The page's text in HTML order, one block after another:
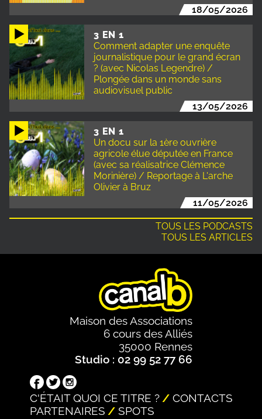
18/05/2026
3 EN 1
Comment adapter une enquête
journalistique pour le grand écran
? (avec Nicolas Legendre) /
Plongée dans un monde sans
audiovisuel public
13/05/2026
3 EN 1
Un docu sur la 1ère ouvrière
agricole élue députée en France
(avec sa réalisatrice Clémence
Morinière) / Reportage à L'arche
Olivier à Bruz
11/05/2026
TOUS LES PODCASTS
TOUS LES ARTICLES
Maison des Associations
6 cours des Alliés
35000 Rennes
Studio : 02 99 52 77 66
C'ÉTAIT QUOI CE TITRE ?
CONTACTS
PARTENAIRES
SPOTS